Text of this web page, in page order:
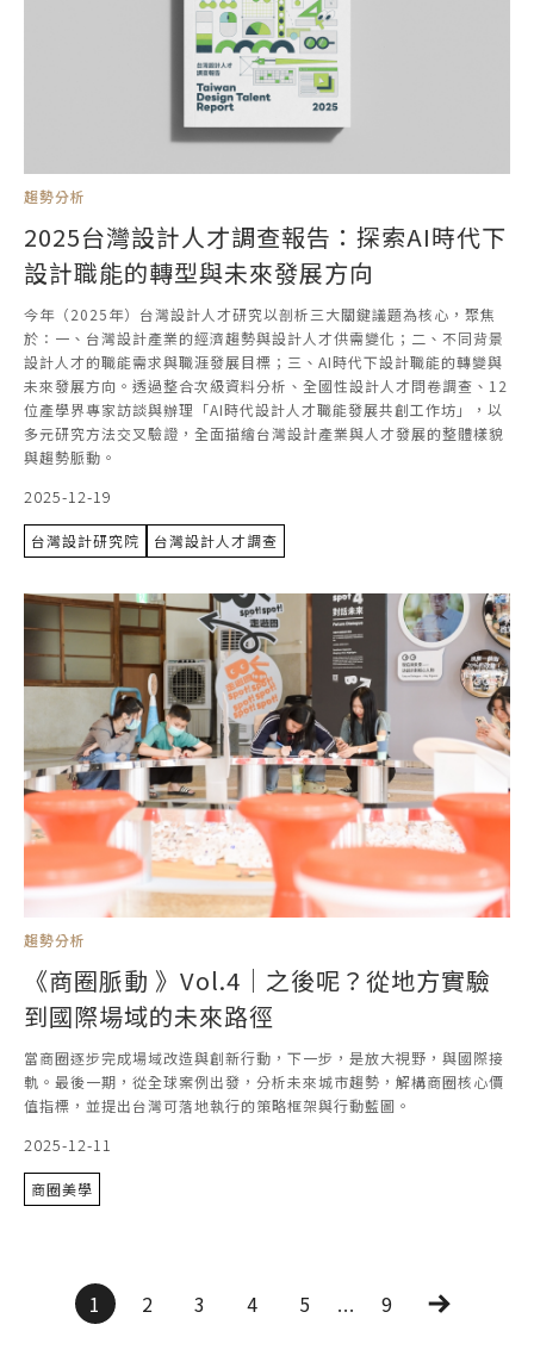
趨勢分析
2025台灣設計人才調查報告：探索AI時代下
設計職能的轉型與未來發展方向
今年（2025年）台灣設計人才研究以剖析三大關鍵議題為核心，聚焦
於：一、台灣設計產業的經濟趨勢與設計人才供需變化；二、不同背景
設計人才的職能需求與職涯發展目標；三、AI時代下設計職能的轉變與
未來發展方向。透過整合次級資料分析、全國性設計人才問卷調查、12
位產學界專家訪談與辦理「AI時代設計人才職能發展共創工作坊」，以
多元研究方法交叉驗證，全面描繪台灣設計產業與人才發展的整體樣貌
與趨勢脈動。
2025-12-19
台灣設計研究院 台灣設計人才調查
趨勢分析
《商圈脈動 》Vol.4｜之後呢？從地方實驗
到國際場域的未來路徑
當商圈逐步完成場域改造與創新行動，下一步，是放大視野，與國際接
軌。最後一期，從全球案例出發，分析未來城市趨勢，解構商圈核心價
值指標，並提出台灣可落地執行的策略框架與行動藍圖。
2025-12-11
商圈美學
1 2 3 4 5 ... 9